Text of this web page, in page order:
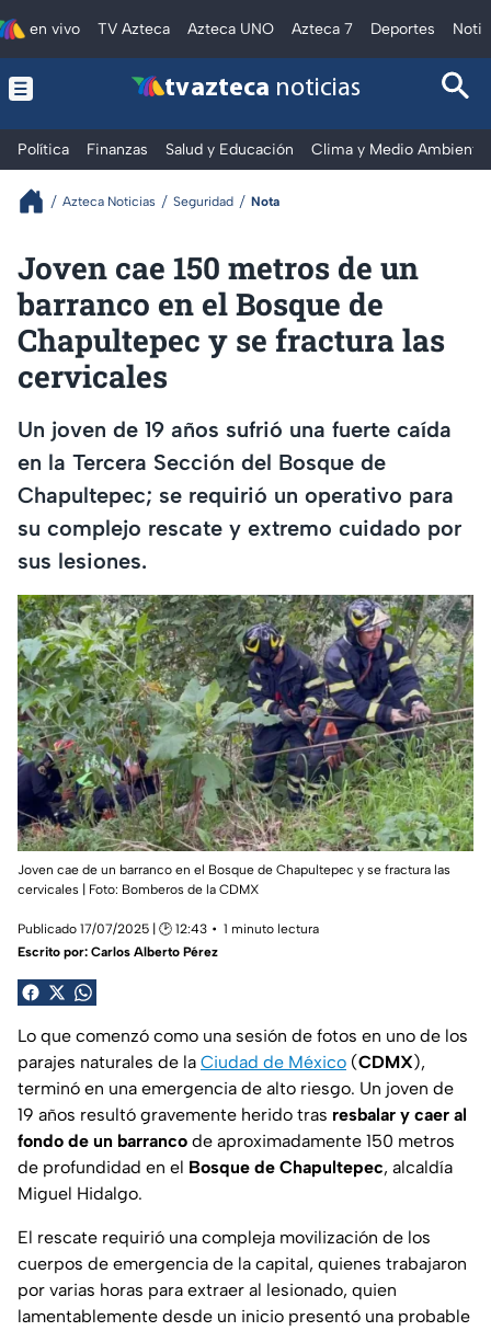
en vivo TV Azteca Azteca UNO Azteca 7 Deportes
tv azteca noticias
Política Finanzas Salud y Educación Clima y Medio Ambiente
Azteca Noticias Seguridad Nota
Joven cae 150 metros de un
barranco en el Bosque de
Chapultepec y se fractura las
cervicales
Un joven de 19 años sufrió una fuerte caída
en la Tercera Sección del Bosque de
Chapultepec; se requirió un operativo para
su complejo rescate y extremo cuidado por
sus lesiones.
Joven cae de un barranco en el Bosque de Chapultepec y se fractura las
cervicales |
Foto: Bomberos de la CDMX
Publicado 17/07/2025 | 🕑 12:43
1 minuto lectura
Escrito por: Carlos Alberto Pérez
Lo que comenzó como una sesión de fotos en uno de los
parajes naturales de la Ciudad de México (CDMX),
terminó en una emergencia de alto riesgo. Un joven de
19 años resultó gravemente herido tras resbalar y caer al
fondo de un barranco de aproximadamente 150 metros
de profundidad en el Bosque de Chapultepec, alcaldía
Miguel Hidalgo.
El rescate requirió una compleja movilización de los
cuerpos de emergencia de la capital, quienes trabajaron
por varias horas para extraer al lesionado, quien
lamentablemente desde un inicio presentó una probable